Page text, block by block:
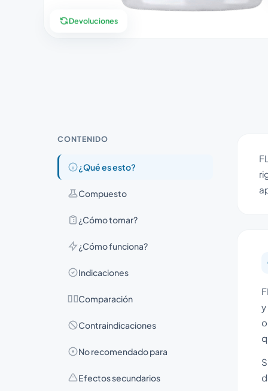
Devoluciones
CONTENIDO
¿Qué es esto?
Compuesto
¿Cómo tomar?
¿Cómo funciona?
Indicaciones
Comparación
Contraindicaciones
No recomendado para
Efectos secundarios
y